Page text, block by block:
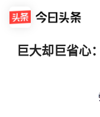
巨大却巨省心